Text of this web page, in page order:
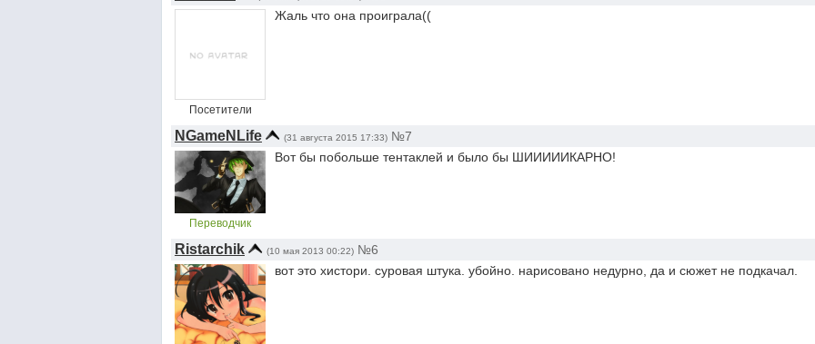
Посетители
Жаль что она проиграла((
NGameNLife (31 августа 2015 17:33) №7
Переводчик
Вот бы побольше тентаклей и было бы ШИИИИИКАРНО!
Ristarchik (10 мая 2013 00:22) №6
вот это хистори. суровая штука. убойно. нарисовано недурно, да и сюжет не подкачал.